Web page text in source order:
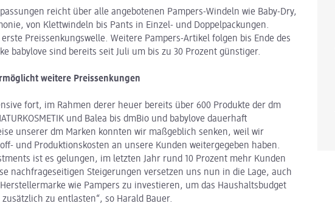
reicht über alle angebotenen Pampers-Windeln wie Baby-Dry,
von Klettwindeln bis Pants in Einzel- und Doppelpackungen.
Preissenkungswelle. Weitere Pampers-Artikel folgen bis Ende des
babylove sind bereits seit Juli um bis zu 30 Prozent günstiger.
weitere Preissenkungen
fort, im Rahmen derer heuer bereits über 600 Produkte der dm
und Balea bis dmBio und babylove dauerhaft
unserer dm Marken konnten wir maßgeblich senken, weil wir
und Produktionskosten an unsere Kunden weitergegeben haben.
ist es gelungen, im letzten Jahr rund 10 Prozent mehr Kunden
nachfrageseitigen Steigerungen versetzen uns nun in die Lage, auch
wie Pampers zu investieren, um das Haushaltsbudget
zu entlasten“, so Harald Bauer.